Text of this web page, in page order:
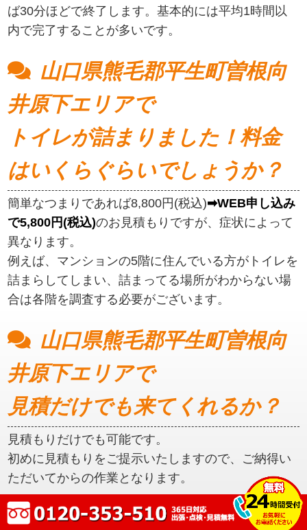
ば30分ほどで終了します。基本的には平均1時間以
内で完了することが多いです。
山口県熊毛郡平生町曽根向
井原下エリアで
トイレが詰まりました！料金
はいくらぐらいでしょうか？
簡単なつまりであれば8,800円(税込)➡WEB申し込み
で5,800円(税込)のお見積もりですが、症状によって
異なります。
例えば、マンションの5階に住んでいる方がトイレを
詰まらしてしまい、詰まってる場所がわからない場
合は各階を調査する必要がございます。
山口県熊毛郡平生町曽根向
井原下エリアで
見積だけでも来てくれるか？
見積もりだけでも可能です。
初めに見積もりをご提示いたしますので、ご納得い
ただいてからの作業となります。
山口県熊毛郡平生町曽根向